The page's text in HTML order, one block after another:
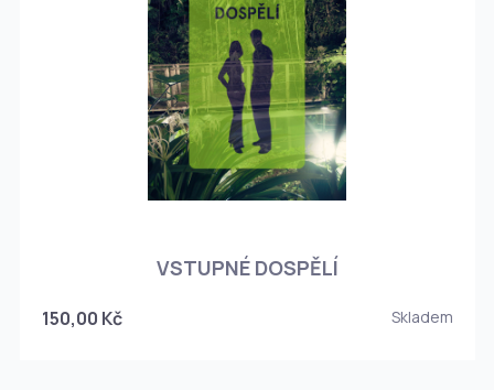
VSTUPNÉ DOSPĚLÍ
150,00 Kč Skladem